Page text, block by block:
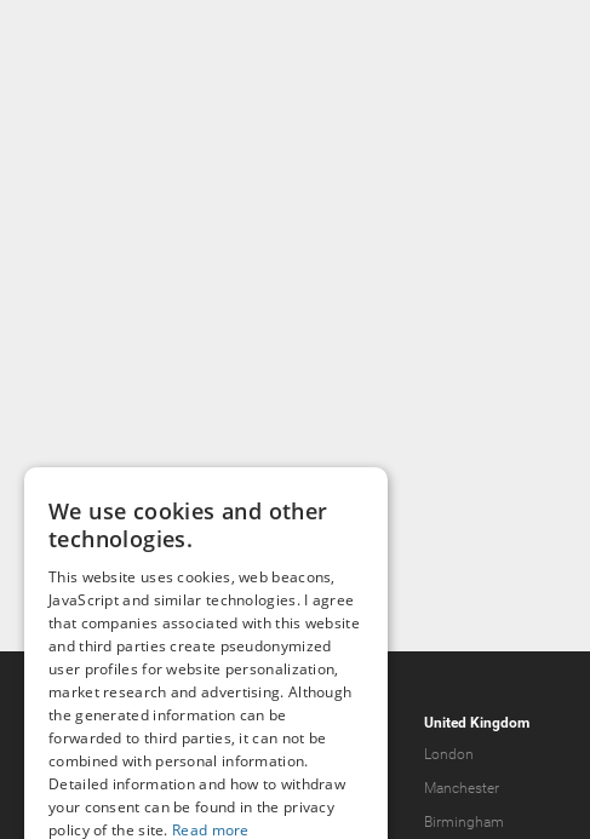
Popcorn.dating
Help & Support
Guidelines
Terms & Conditions
United Kingdom
London
Manchester
Birmingham
We use cookies and other
technologies.
This website uses cookies, web beacons,
JavaScript and similar technologies. I agree
that companies associated with this website
and third parties create pseudonymized
user profiles for website personalization,
market research and advertising. Although
the generated information can be
forwarded to third parties, it can not be
combined with personal information.
Detailed information and how to withdraw
your consent can be found in the privacy
policy of the site. Read more